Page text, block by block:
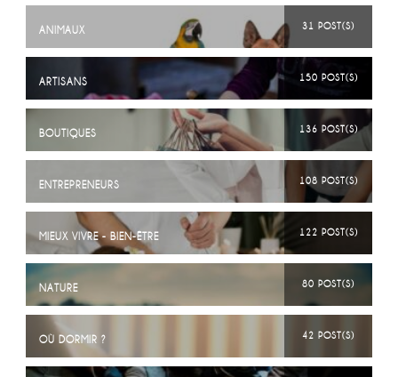
ANIMAUX 31 POST(S)
ARTISANS 150 POST(S)
BOUTIQUES 136 POST(S)
ENTREPRENEURS 108 POST(S)
MIEUX VIVRE - BIEN-ÊTRE 122 POST(S)
NATURE 80 POST(S)
OÙ DORMIR ? 42 POST(S)